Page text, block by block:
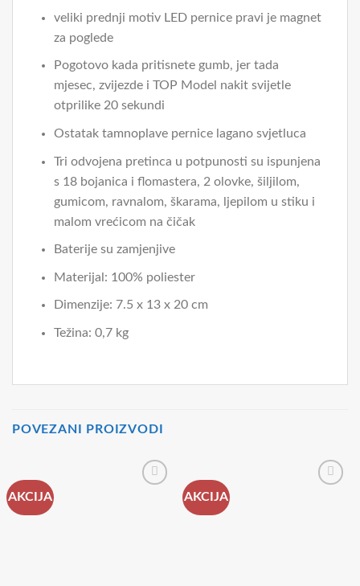
veliki prednji motiv LED pernice pravi je magnet
za poglede
Pogotovo kada pritisnete gumb, jer tada
mjesec, zvijezde i TOP Model nakit svijetle
otprilike 20 sekundi
Ostatak tamnoplave pernice lagano svjetluca
Tri odvojena pretinca u potpunosti su ispunjena
s 18 bojanica i flomastera, 2 olovke, šiljilom,
gumicom, ravnalom, škarama, ljepilom u stiku i
malom vrećicom na čičak
Baterije su zamjenjive
Materijal: 100% poliester
Dimenzije: 7.5 x 13 x 20 cm
Težina: 0,7 kg
POVEZANI PROIZVODI
AKCIJA AKCIJA